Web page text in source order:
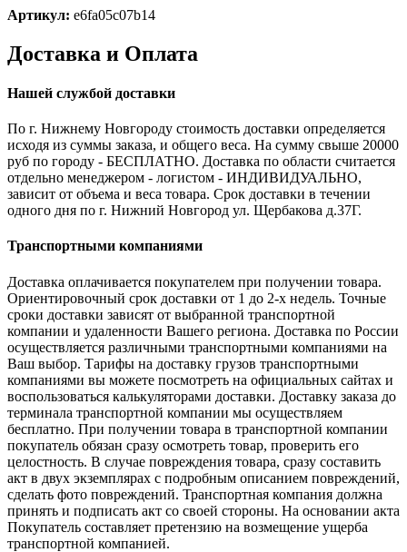
Артикул: e6fa05c07b14
Доставка и Оплата
Нашей службой доставки
По г. Нижнему Новгороду стоимость доставки определяется
исходя из суммы заказа, и общего веса. На сумму свыше 20000
руб по городу - БЕСПЛАТНО. Доставка по области считается
отдельно менеджером - логистом - ИНДИВИДУАЛЬНО,
зависит от объема и веса товара. Срок доставки в течении
одного дня по г. Нижний Новгород ул. Щербакова д.37Г.
Транспортными компаниями
Доставка оплачивается покупателем при получении товара.
Ориентировочный срок доставки от 1 до 2-х недель. Точные
сроки доставки зависят от выбранной транспортной
компании и удаленности Вашего региона. Доставка по России
осуществляется различными транспортными компаниями на
Ваш выбор. Тарифы на доставку грузов транспортными
компаниями вы можете посмотреть на официальных сайтах и
воспользоваться калькуляторами доставки. Доставку заказа до
терминала транспортной компании мы осуществляем
бесплатно. При получении товара в транспортной компании
покупатель обязан сразу осмотреть товар, проверить его
целостность. В случае повреждения товара, сразу составить
акт в двух экземплярах с подробным описанием повреждений,
сделать фото повреждений. Транспортная компания должна
принять и подписать акт со своей стороны. На основании акта
Покупатель составляет претензию на возмещение ущерба
транспортной компанией.